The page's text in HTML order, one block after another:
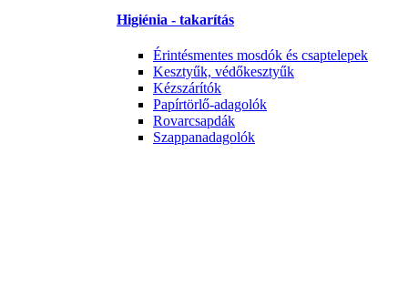
Higiénia - takarítás
Érintésmentes mosdók és csaptelepek
Kesztyűk, védőkesztyűk
Kézszárítók
Papírtörlő-adagolók
Rovarcsapdák
Szappanadagolók